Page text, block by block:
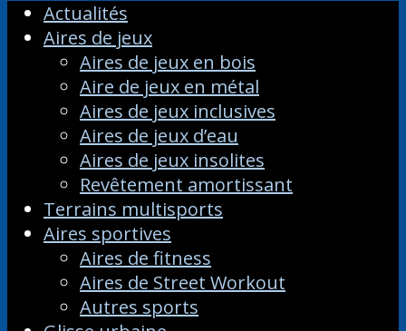
Actualités
Aires de jeux
Aires de jeux en bois
Aire de jeux en métal
Aires de jeux inclusives
Aires de jeux d’eau
Aires de jeux insolites
Revêtement amortissant
Terrains multisports
Aires sportives
Aires de fitness
Aires de Street Workout
Autres sports